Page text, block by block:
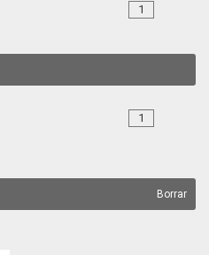
1
1
Borrar